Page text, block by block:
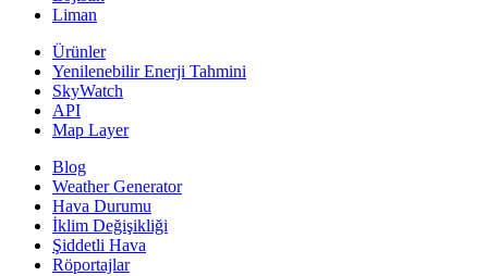
Liman
Ürünler
Yenilenebilir Enerji Tahmini
SkyWatch
API
Map Layer
Blog
Weather Generator
Hava Durumu
İklim Değişikliği
Şiddetli Hava
Röportajlar